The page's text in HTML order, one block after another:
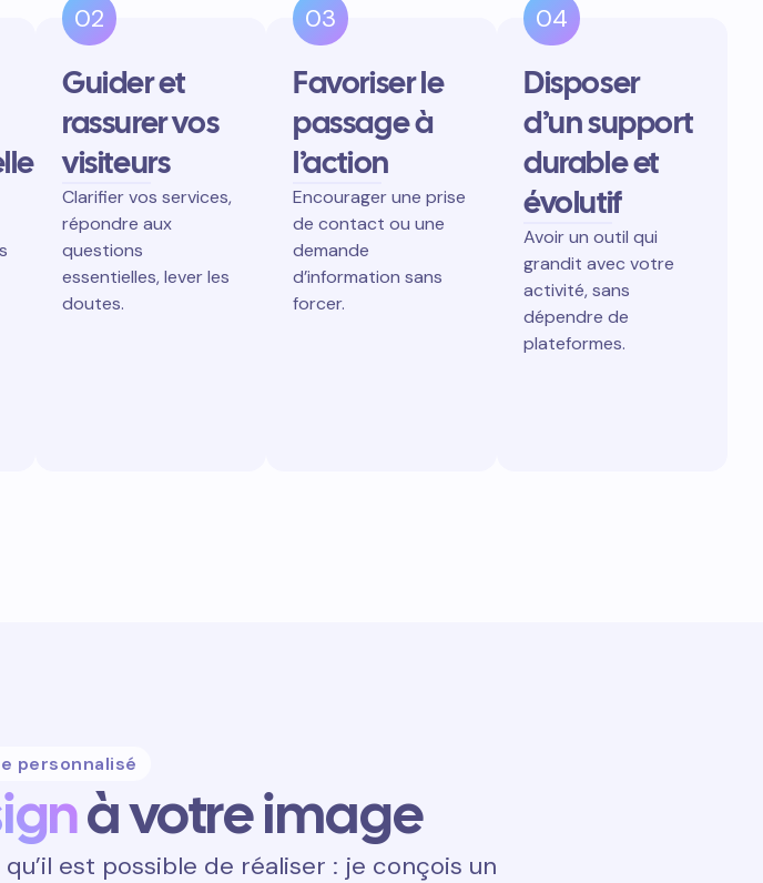
02
Guider et
rassurer vos
visiteurs
Clarifier vos services,
répondre aux
questions
essentielles, lever les
doutes.
03
Favoriser le
passage à
l’action
Encourager une prise
de contact ou une
demande
d’information sans
forcer.
04
Disposer
d’un support
durable et
évolutif
Avoir un outil qui
grandit avec votre
activité, sans
dépendre de
plateformes.
personnalisé
à votre image
qu’il est possible de réaliser : je conçois un